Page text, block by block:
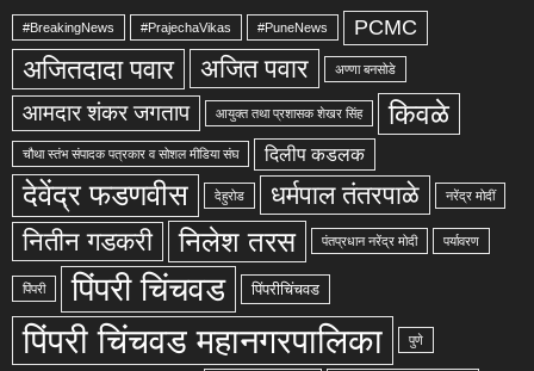
#BreakingNews #PrajechaVikas #PuneNews PCMC
अजितदादा पवार अजित पवार अण्णा बनसोडे
आमदार शंकर जगताप आयुक्त तथा प्रशासक शेखर सिंह किवळे
चौथा स्तंभ संपादक पत्रकार व सोशल मीडिया संघ दिलीप कडलक
देवेंद्र फडणवीस देहुरोड धर्मपाल तंतरपाळे नरेंद्र मोदीं
नितीन गडकरी निलेश तरस पंतप्रधान नरेंद्र मोदी पर्यावरण
पिंपरी पिंपरी चिंचवड पिंपरीचिंचवड
पिंपरी चिंचवड महानगरपालिका पुणे